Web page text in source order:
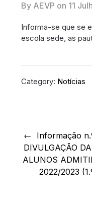
By AEVP on 11
Informa-se que se
escola sede, as
Category: Notícias
artigos
Informação
DIVULGAÇÃO
ALUNOS
2022/2023